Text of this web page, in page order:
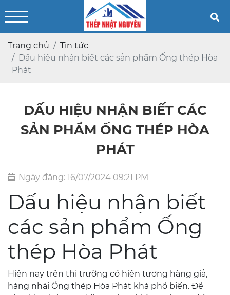
Trang chủ
Tin tức
Dấu hiệu nhận biết các sản phẩm Ống thép Hòa
Phát
DẤU HIỆU NHẬN BIẾT CÁC
SẢN PHẨM ỐNG THÉP HÒA
PHÁT
Ngày đăng: 16/07/2024 09:21 PM
Dấu hiệu nhận biết
các sản phẩm Ống
thép Hòa Phát
Hiện nay trên thị trường có hiện tượng hàng giả,
hàng nhái Ống thép Hòa Phát khá phổ biến. Để